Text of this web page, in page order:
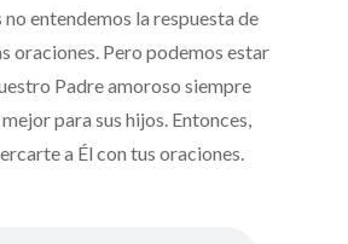
entendemos la respuesta de
oraciones. Pero podemos estar
Padre amoroso siempre
para sus hijos. Entonces,
a Él con tus oraciones.